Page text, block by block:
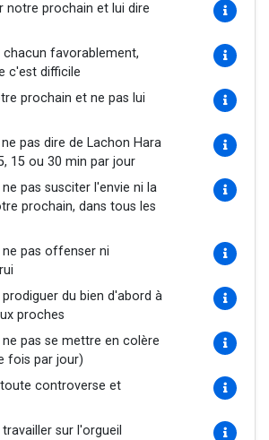
notre prochain et lui dire
favorablement,
c'est difficile
prochain et ne pas lui
pas dire de Lachon Hara
15 ou 30 min par jour
pas susciter l'envie ni la
prochain, dans tous les
pas offenser ni
du bien d'abord à
proches
pas se mettre en colère
fois par jour)
controverse et
sur l'orgueil